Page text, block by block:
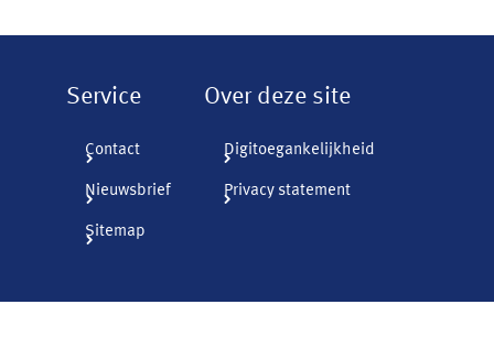
Service
Contact
Nieuwsbrief
Sitemap
Over deze site
Digitoegankelijkheid
Privacy statement